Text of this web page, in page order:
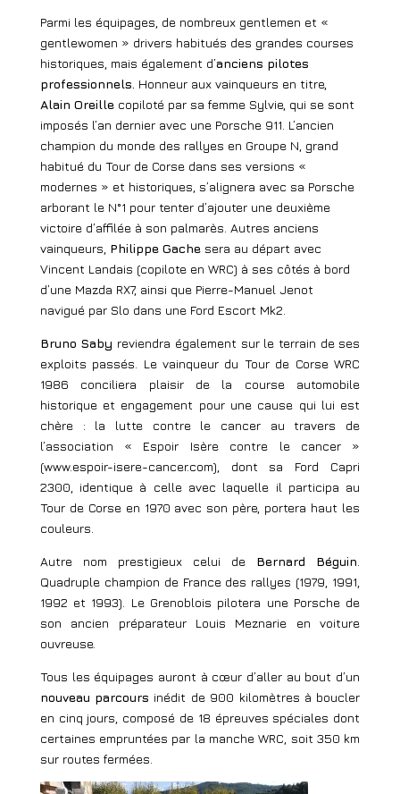
Parmi les équipages, de nombreux gentlemen et «
gentlewomen » drivers habitués des grandes courses
historiques, mais également d’anciens pilotes
professionnels. Honneur aux vainqueurs en titre,
Alain Oreillecopiloté par sa femme Sylvie, qui se sont
imposés l’an dernier avec une Porsche 911. L’ancien
champion du monde des rallyes en Groupe N, grand
habitué du Tour de Corse dans ses versions «
modernes » et historiques, s’alignera avec sa Porsche
arborant le N°1 pour tenter d’ajouter une deuxième
victoire d’affilée à son palmarès. Autres anciens
vainqueurs, Philippe Gache sera au départ avec
Vincent Landais (copilote en WRC) à ses côtés à bord
d’une Mazda RX7, ainsi que Pierre-Manuel Jenot
navigué par Slo dans une Ford Escort Mk2.
Bruno Saby reviendra également sur le terrain de ses
exploits passés. Le vainqueur du Tour de Corse WRC
1986 conciliera plaisir de la course automobile
historique et engagement pour une cause qui lui est
chère : la lutte contre le cancer au travers de
l’association « Espoir Isère contre le cancer »
(www.espoir-isere-cancer.com), dont sa Ford Capri
2300, identique à celle avec laquelle il participa au
Tour de Corse en 1970 avec son père, portera haut les
couleurs.
Autre nom prestigieux celui de Bernard Béguin
Quadruple champion de France des rallyes (1979, 1991,
1992 et 1993). Le Grenoblois pilotera une Porsche de
son ancien préparateur Louis Meznarie en voiture
ouvreuse.
Tous les équipages auront à cœur d’aller au bout d’un
nouveau parcours inédit de 900 kilomètres à boucler
en cinq jours, composé de 18 épreuves spéciales dont
certaines empruntées par la manche WRC, soit 350 km
sur routes fermées.